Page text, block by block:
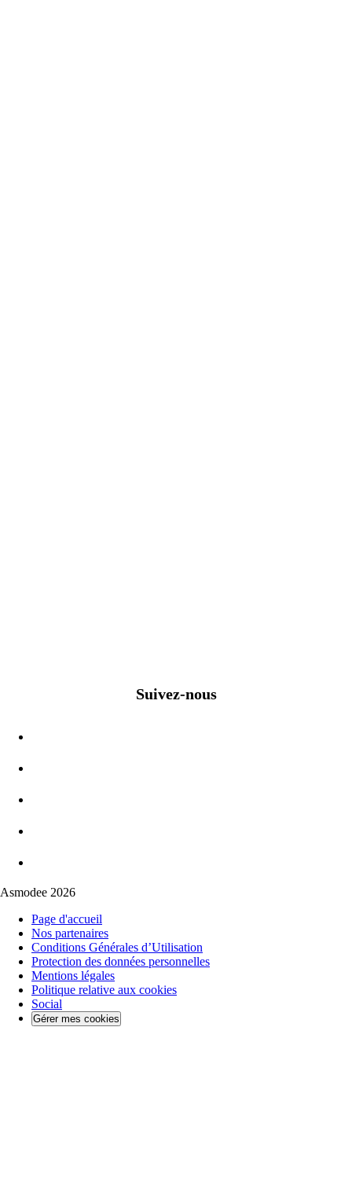
Suivez-nous
Asmodee 2026
Page d'accueil
Nos partenaires
Conditions Générales d’Utilisation
Protection des données personnelles
Mentions légales
Politique relative aux cookies
Social
Gérer mes cookies